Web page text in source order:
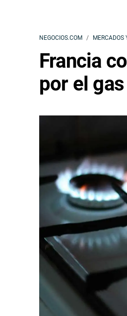
NEGOCIOS.COM
Francia
por el gas